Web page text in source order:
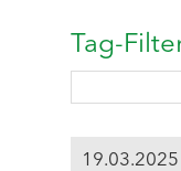
Tag-